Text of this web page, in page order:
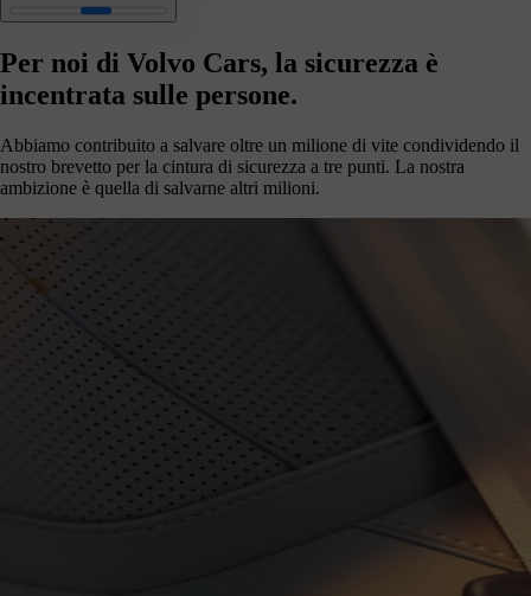
Per noi di Volvo Cars, la sicurezza è
incentrata sulle persone.
Abbiamo contribuito a salvare oltre un milione di vite condividendo il
nostro brevetto per la cintura di sicurezza a tre punti. La nostra
ambizione è quella di salvarne altri milioni.